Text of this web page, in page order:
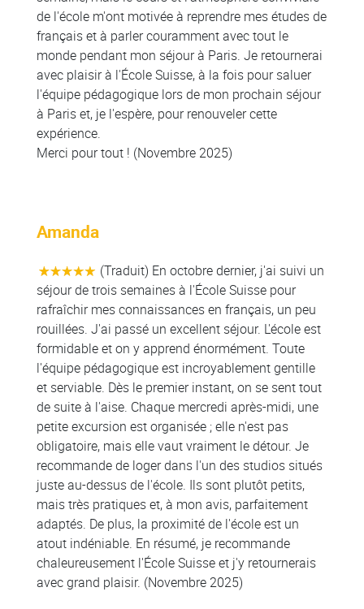
de l'école m'ont motivée à reprendre mes études de
français et à parler couramment avec tout le
monde pendant mon séjour à Paris. Je retournerai
avec plaisir à l'École Suisse, à la fois pour saluer
l'équipe pédagogique lors de mon prochain séjour
à Paris et, je l'espère, pour renouveler cette
expérience.
Merci pour tout ! (Novembre 2025)
Amanda
(Traduit) En octobre dernier, j'ai suivi un
séjour de trois semaines à l'École Suisse pour
rafraîchir mes connaissances en français, un peu
rouillées. J'ai passé un excellent séjour. L'école est
formidable et on y apprend énormément. Toute
l'équipe pédagogique est incroyablement gentille
et serviable. Dès le premier instant, on se sent tout
de suite à l'aise. Chaque mercredi après-midi, une
petite excursion est organisée ; elle n'est pas
obligatoire, mais elle vaut vraiment le détour. Je
recommande de loger dans l'un des studios situés
juste au-dessus de l'école. Ils sont plutôt petits,
mais très pratiques et, à mon avis, parfaitement
adaptés. De plus, la proximité de l'école est un
atout indéniable. En résumé, je recommande
chaleureusement l'École Suisse et j'y retournerais
avec grand plaisir. (Novembre 2025)